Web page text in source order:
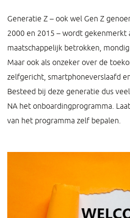
Generatie Z – ook wel Gen Z
2000 en 2015 – wordt gekenmerkt
maatschappelijk betrokken,
Maar ook als onzeker over de
zelfgericht, smartphoneverslaafd
Besteed bij deze generatie dus
NA het onboardingprogramma.
van het programma zelf bepalen.